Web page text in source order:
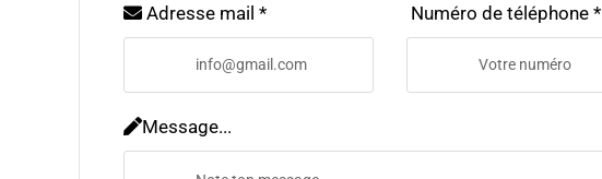
Adresse mail * Numéro de téléphone *
Message...